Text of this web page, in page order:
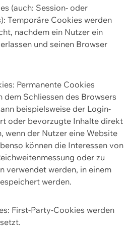
(auch: Session- oder
Temporäre Cookies werden
nachdem ein Nutzer ein
und seinen Browser
Permanente Cookies
dem Schliessen des Browsers
beispielsweise der Login-
oder bevorzugte Inhalte direkt
wenn der Nutzer eine Website
können die Interessen von
oder zu
verwendet werden, in einem
werden.
First-Party-Cookies werden